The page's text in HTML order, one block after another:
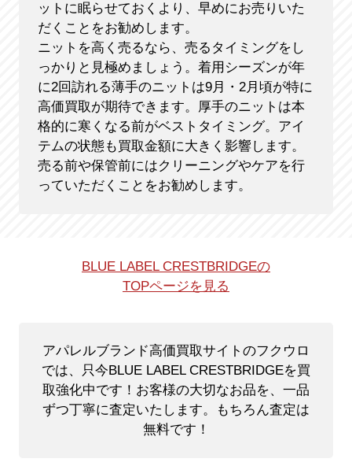
ットに眠らせておくより、早めにお売りいた
だくことをお勧めします。
ニットを高く売るなら、売るタイミングをし
っかりと見極めましょう。着用シーズンが年
に2回訪れる薄手のニットは9月・2月頃が特に
高価買取が期待できます。厚手のニットは本
格的に寒くなる前がベストタイミング。アイ
テムの状態も買取金額に大きく影響します。
売る前や保管前にはクリーニングやケアを行
っていただくことをお勧めします。
BLUE LABEL CRESTBRIDGEの
TOPページを見る
アパレルブランド高価買取サイトのフクウロ
では、只今BLUE LABEL CRESTBRIDGEを買
取強化中です！ お客様の大切なお品を、一品
ずつ丁寧に査定いたします。もちろん査定は
無料です！